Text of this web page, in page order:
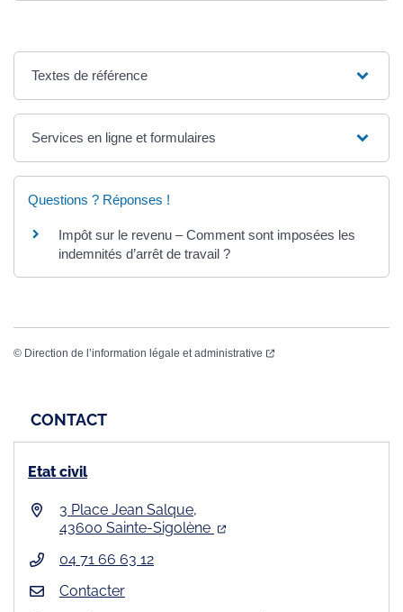
Textes de référence
Services en ligne et formulaires
Questions ? Réponses !
Impôt sur le revenu – Comment sont imposées les
indemnités d’arrêt de travail ?
© Direction de l’information légale et administrative
CONTACT
Etat civil
3 Place Jean Salque,
43600 Sainte-Sigolène
04 71 66 63 12
Contacter